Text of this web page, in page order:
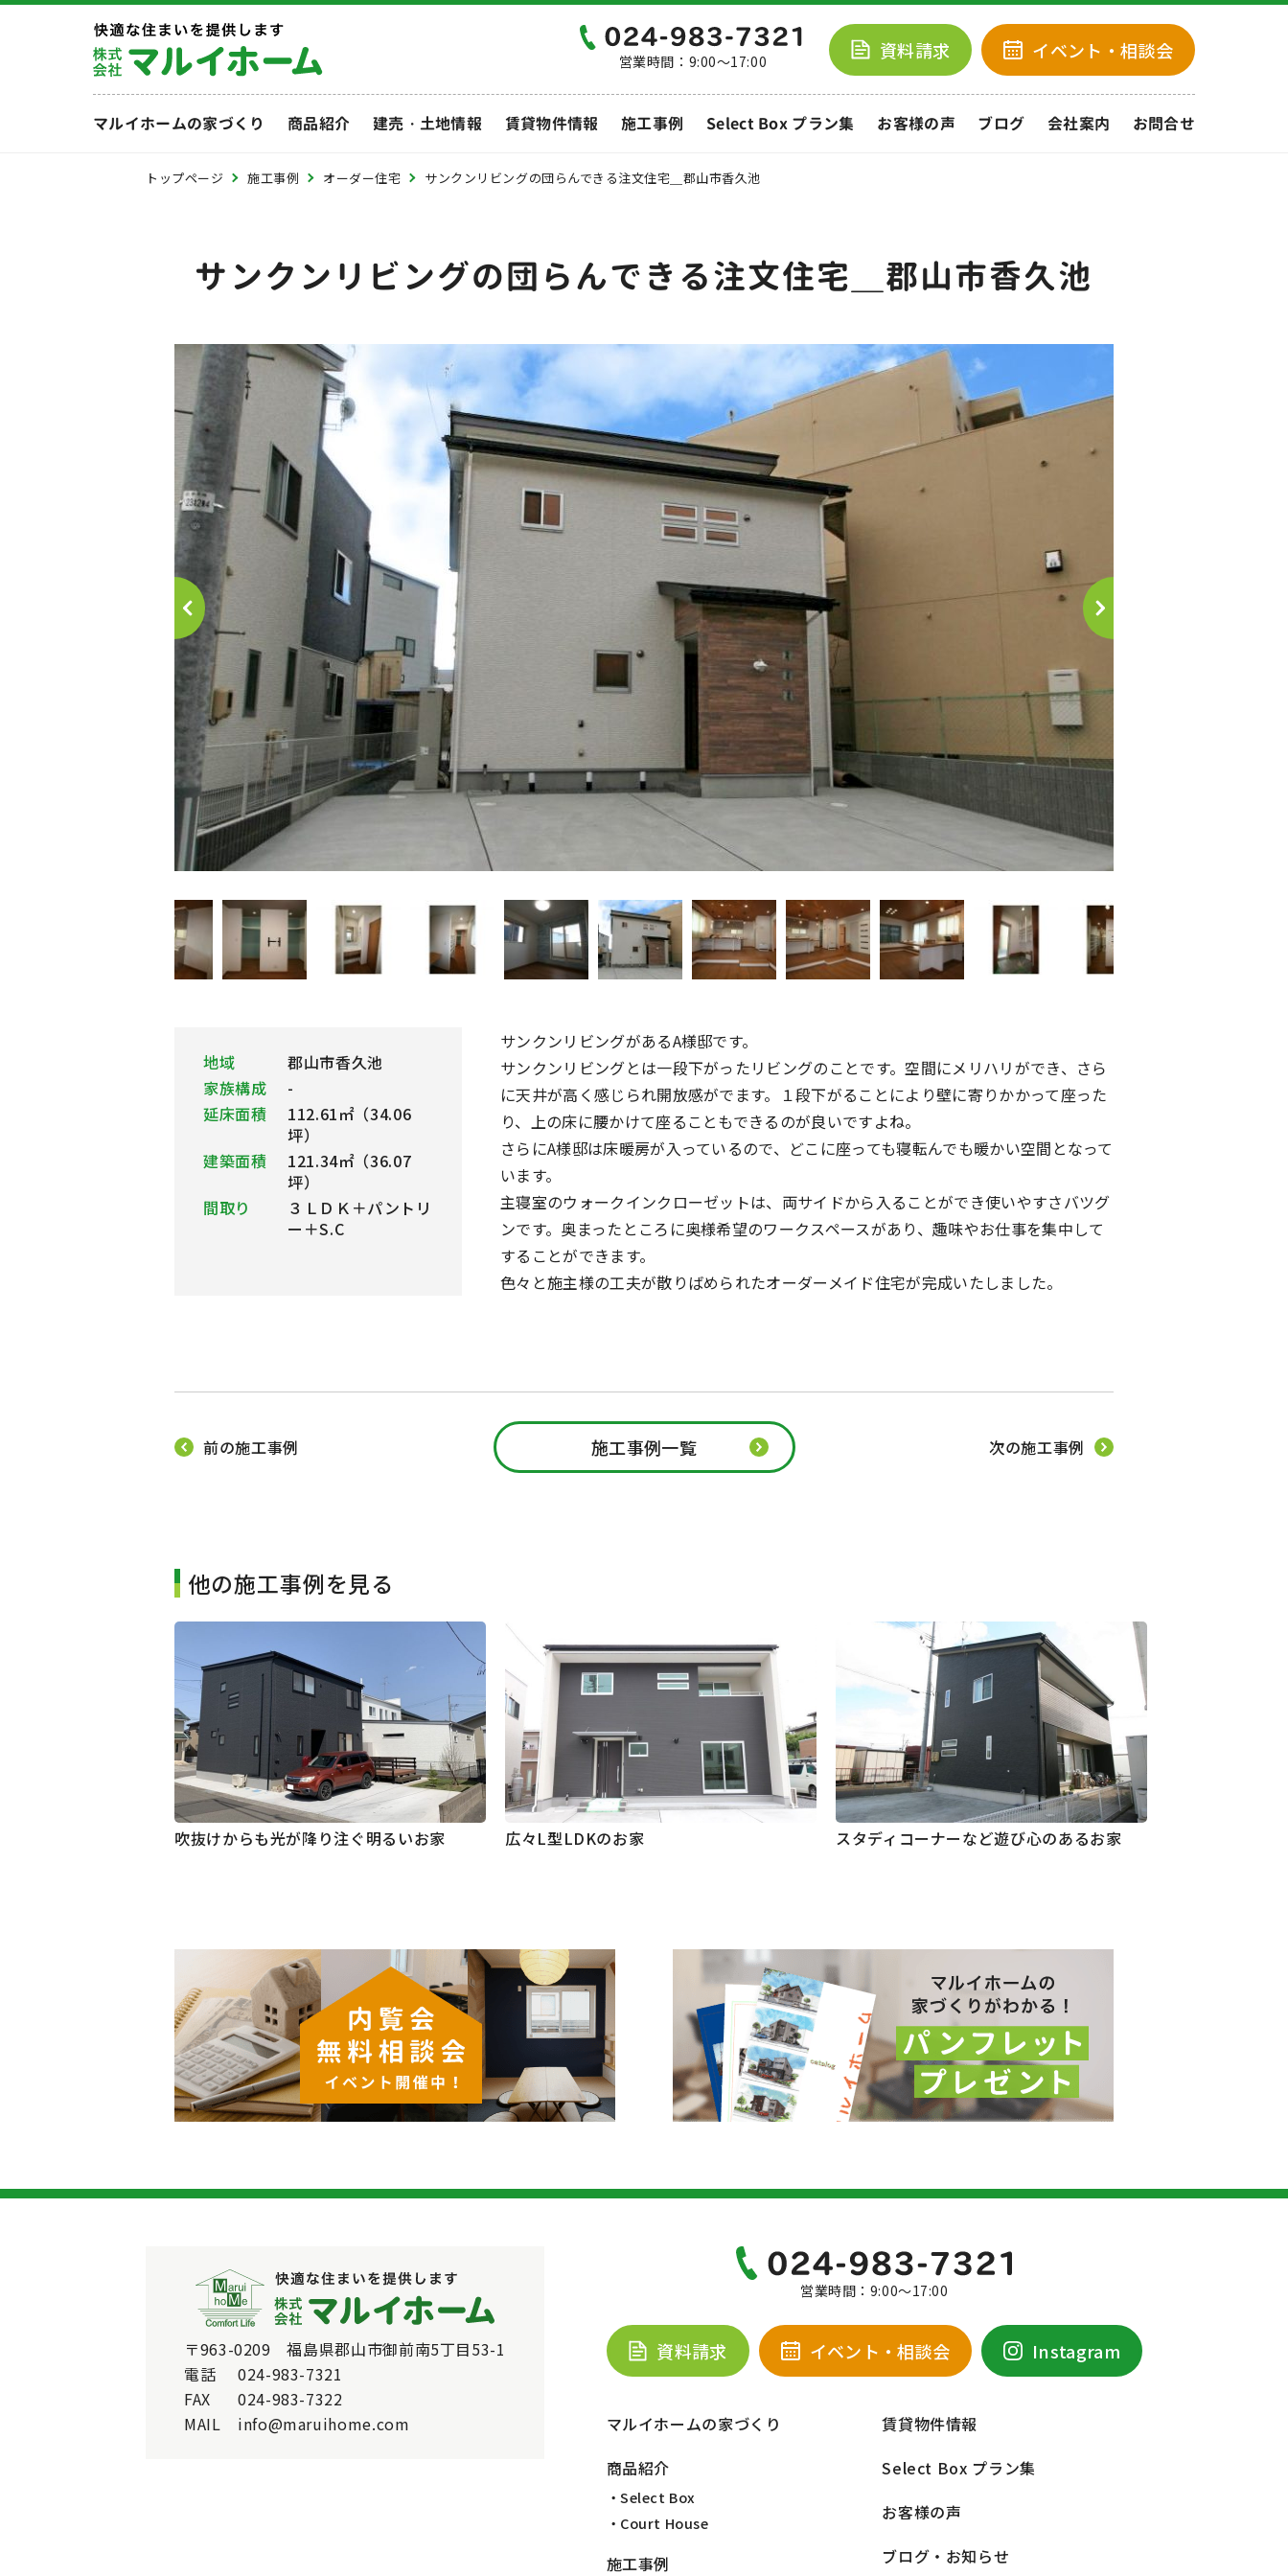
営業時間：9:00～17:00 資料請求 イベント ・相談会
マルイホームの家づくり 商品紹介 建売・土地情報 賃貸物件情報 施工事例 Select Box プラン集 お客様の声 ブログ 会社案内 お問合せ
トップページ 施工事例 オーダー住宅 サンクンリビングの団らんできる注文住宅＿郡山市香久池
サンクンリビングの団らんできる注文住宅＿郡山市香久池
サンクンリビングがあるA様邸です。
サンクンリビングとは一段下がったリビングのことです。空間にメリハリができ、さら
に天井が高く感じられ開放感がでます。１段下がることにより壁に寄りかかって座った
り、上の床に腰かけて座ることもできるのが良いですよね。
さらにA様邸は床暖房が入っているので、どこに座っても寝転んでも暖かい空間となって
います。
主寝室のウォークインクローゼットは、両サイドから入ることができ使いやすさバツグ
ンです。奥まったところに奥様希望のワークスペースがあり、趣味やお仕事を集中して
することができます。
色々と施主様の工夫が散りばめられたオーダーメイド住宅が完成いたしました。
地域
郡山市香久池
家族構成
-
延床面積
112.61㎡（34.06
坪）
建築面積
121.34㎡（36.07
坪）
間取り
３ＬＤＫ＋パントリ
ー＋S.C
前の施工事例 次の施工事例
施工事例一覧
他の施工事例を見る
吹抜けからも光が降り注ぐ明るいお家 広々L型LDKのお家 スタディコーナーなど遊び心のあるお家
〒963-0209 福島県郡山市御前南5丁目53-1
電話
024-983-7321
FAX
024-983-7322
MAIL
info@maruihome.com
営業時間：9:00～17:00
資料請求 イベント・相談会 Instagram
マルイホームの家づくり
商品紹介
・Select Box
・Court House
施工事例
賃貸物件情報
Select Box プラン集
お客様の声
ブログ・お知らせ